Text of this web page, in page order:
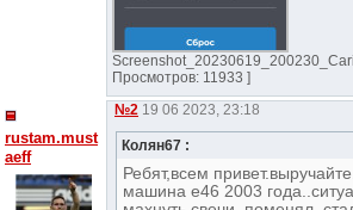
Просмотров: 11933 ]
rustam.must
aeff
№2 19 06 2023, 23:18
Колян67 :
Ребят,всем
машина е46 2003